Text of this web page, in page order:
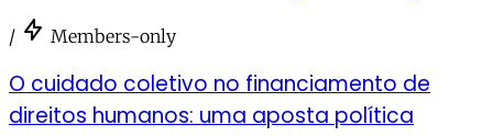
/ Members-only
O cuidado coletivo no financiamento de
direitos humanos: uma aposta política